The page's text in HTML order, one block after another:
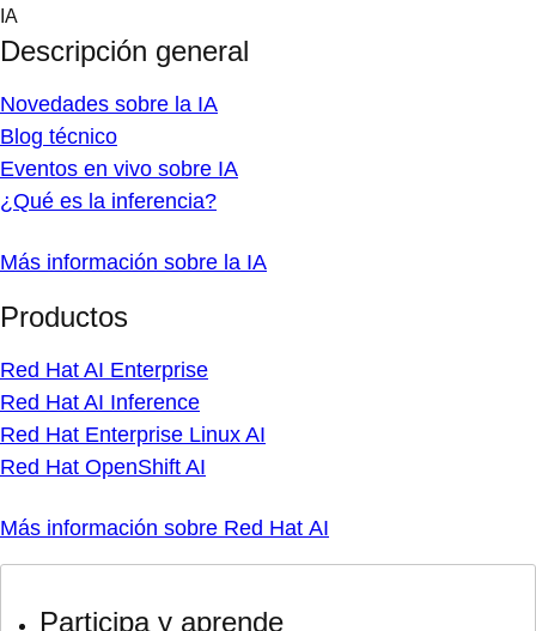
Skip
content
IA
Descripción general
Novedades sobre la IA
Blog técnico
Eventos en vivo sobre IA
¿Qué es la inferencia?
Más información sobre la IA
Productos
Red Hat AI Enterprise
Red Hat AI Inference
Red Hat Enterprise Linux AI
Red Hat OpenShift AI
Más información sobre Red Hat AI
Participa y aprende